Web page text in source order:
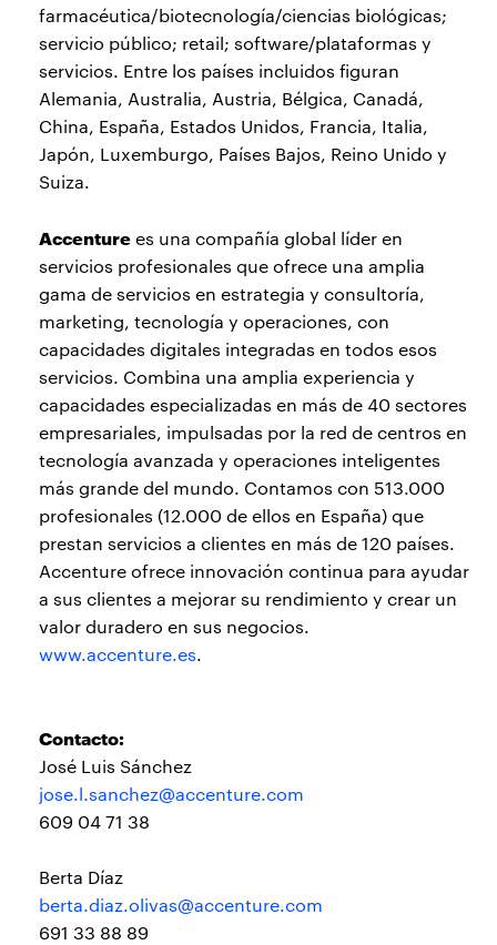
farmacéutica/biotecnología/ciencias biológicas;
servicio público; retail; software/plataformas y
servicios. Entre los países incluidos figuran
Alemania, Australia, Austria, Bélgica, Canadá,
China, España, Estados Unidos, Francia, Italia,
Japón, Luxemburgo, Países Bajos, Reino Unido y
Suiza.
Accenturees una compañía global líder en
servicios profesionales que ofrece una amplia
gama de servicios en estrategia y consultoría,
marketing, tecnología y operaciones, con
capacidades digitales integradas en todos esos
servicios. Combina una amplia experiencia y
capacidades especializadas en más de 40 sectores
empresariales, impulsadas por la red de centros en
tecnología avanzada y operaciones inteligentes
más grande del mundo. Contamos con 513.000
profesionales (12.000 de ellos en España) que
prestan servicios a clientes en más de 120 países.
Accenture ofrece innovación continua para ayudar
a sus clientes a mejorar su rendimiento y crear un
valor duradero en sus negocios.
www.accenture.es.
Contacto:
José Luis Sánchez
jose.l.sanchez@accenture.com
609 04 71 38
Berta Díaz
berta.diaz.olivas@accenture.com
691 33 88 89